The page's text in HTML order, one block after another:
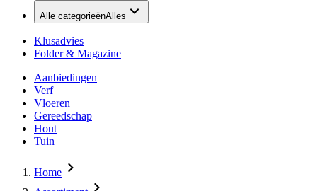
Alle categorieënAlles
Klusadvies
Folder & Magazine
Aanbiedingen
Verf
Vloeren
Gereedschap
Hout
Tuin
Home